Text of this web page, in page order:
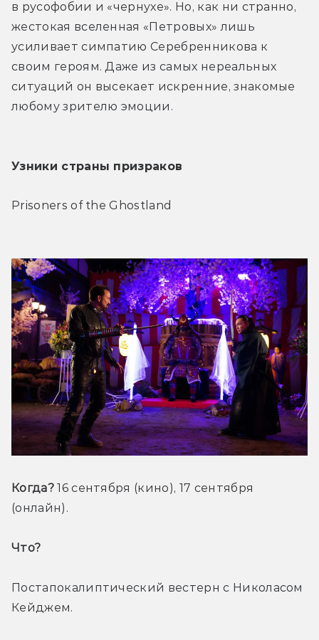
в русофобии и «чернухе». Но, как ни странно,
жестокая вселенная «Петровых» лишь
усиливает симпатию Серебренникова к
своим героям. Даже из самых нереальных
ситуаций он высекает искренние, знакомые
любому зрителю эмоции.
Узники страны призраков
Prisoners of the Ghostland
Когда? 16 сентября (кино), 17 сентября
(онлайн).
Что?
Постапокалиптический вестерн с Николасом
Кейджем.